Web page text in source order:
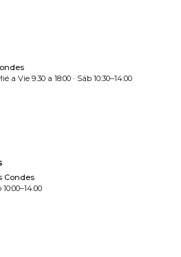
a Vie 9:30 a 18:00 · Sáb 10:30–14:00
Condes